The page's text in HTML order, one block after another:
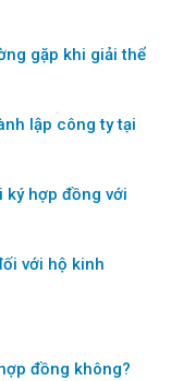
gặp khi giải thể
lập công ty tại
ký hợp đồng với
với hộ kinh
đồng không?